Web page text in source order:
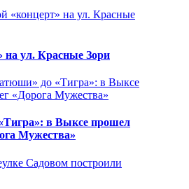
на ул. Красные Зори
в Выксе прошел
Мужества»